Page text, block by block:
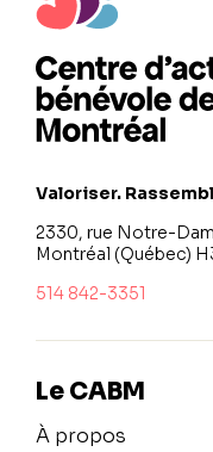
Valoriser.
2330, rue Notre-
Montréal (Québec)
514 842-3351
Le CABM
À propos